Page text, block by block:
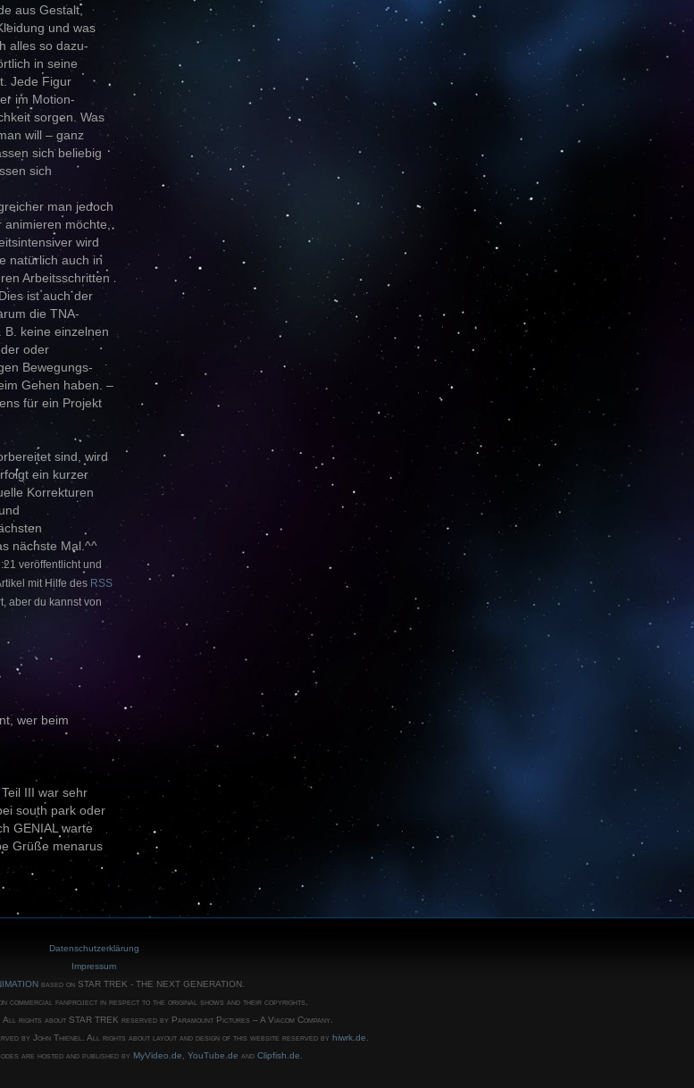
aus Gestalt,
und was
alles so dazu-
in seine
Jede Figur
im Motion-
sorgen. Was
will – ganz
sich beliebig
sich
man jedoch
animieren möchte,
wird
natürlich auch in
Arbeitsschritten
ist auch der
die TNA-
B. keine einzelnen
oder
Bewegungs-
Gehen haben. –
für ein Projekt
sind, wird
ein kurzer
Korrekturen
nächste Mal.^^
veröffentlicht und
mit Hilfe des RSS
aber du kannst von
wer beim
III war sehr
south park oder
GENIAL warte
Grüße menarus
Datenschutzerklärung
Impressum
based on STAR TREK - THE NEXT GENERATION.
commercial fanproject in respect to the original shows and their copyrights.
rights about STAR TREK reserved by Paramount Pictures – A Viacom Company.
by John Thienel. All rights about layout and design of this website reserved by hiwrk.de
are hosted and published by MyVideo.de YouTube.de and Clipfish.de